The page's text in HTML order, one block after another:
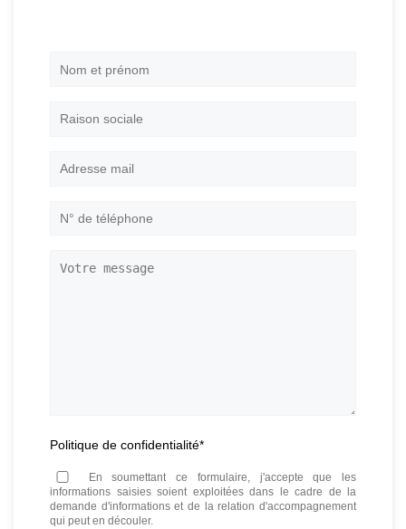
Nom
Raison
Adresse
N°
Votre
Politique de confidentialité*
En soumettant ce formulaire, j'accepte que les
informations saisies soient exploitées dans le cadre de la
demande d'informations et de la relation d'accompagnement
qui peut en découler.